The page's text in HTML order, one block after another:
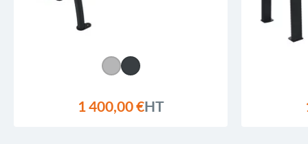
1 400,00 €HT